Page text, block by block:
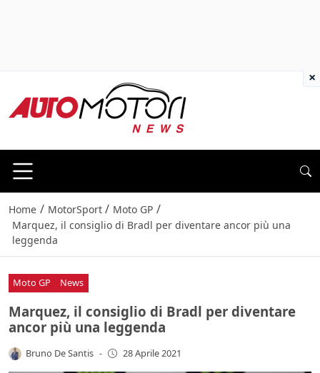
Home / MotorSport / Moto GP /
Marquez, il consiglio di Bradl per diventare ancor più una
leggenda
Moto GP News
Marquez, il consiglio di Bradl per diventare
ancor più una leggenda
Bruno De Santis - 28 Aprile 2021
×